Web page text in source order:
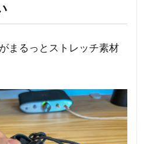
まるっとストレッチ素材